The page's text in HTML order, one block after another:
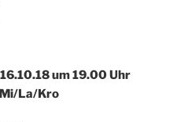
um 19.00 Uhr
Mi/La/Kro